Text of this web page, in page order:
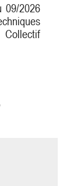
09/2026
Collectif
des
label